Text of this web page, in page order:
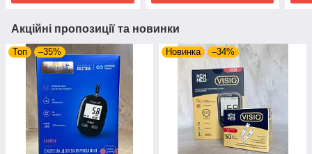
Акційні пропозиції та новинки
Топ –35% Новинка –34%